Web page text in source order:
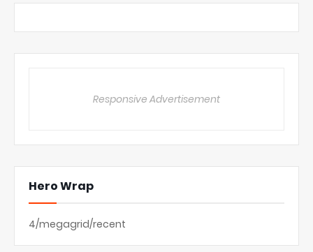
Responsive Advertisement
Hero Wrap
4/megagrid/recent